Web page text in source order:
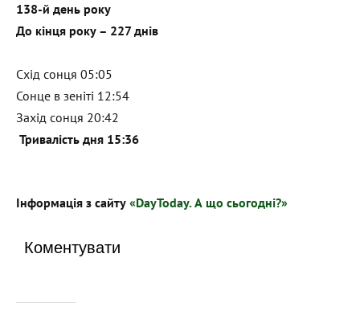
138-й день року
До кінця року – 227 днів
Схід сонця 05:05
Сонце в зеніті 12:54
Захід сонця 20:42
Тривалість дня 15:36
Інформація з сайту «DayToday. А що сьогодні?»
Коментувати